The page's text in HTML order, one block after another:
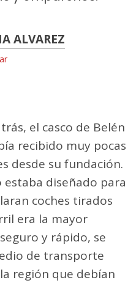
ALVAREZ
el casco de Belén
recibido muy pocas
desde su fundación.
diseñado para
coches tirados
era la mayor
y rápido, se
de transporte
región que debían